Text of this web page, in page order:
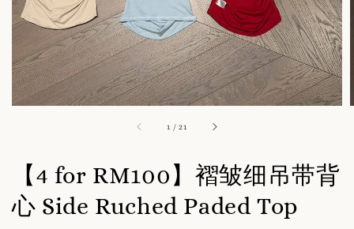
1 /21
【4 for RM100】褶皱细吊带背
心 Side Ruched Paded Top